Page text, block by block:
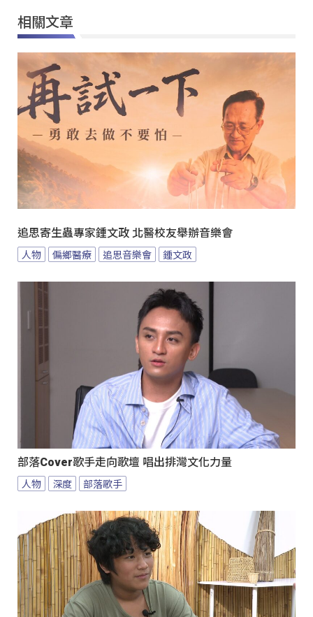
相關文章
追思寄生蟲專家鍾文政 北醫校友舉辦音樂會
人物 偏鄉醫療 追思音樂會 鍾文政
部落Cover歌手走向歌壇 唱出排灣文化力量
人物 深度 部落歌手